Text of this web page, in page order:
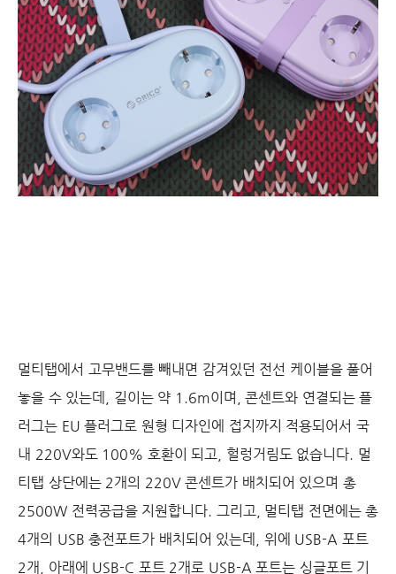
멀티탭에서 고무밴드를 빼내면 감겨있던 전선 케이블을 풀어
놓을 수 있는데, 길이는 약 1.6m이며, 콘센트와 연결되는 플
러그는 EU 플러그로 원형 디자인에 접지까지 적용되어서 국
내 220V와도 100% 호환이 되고, 헐렁거림도 없습니다. 멀
티탭 상단에는 2개의 220V 콘센트가 배치되어 있으며 총
2500W 전력공급을 지원합니다. 그리고, 멀티탭 전면에는 총
4개의 USB 충전포트가 배치되어 있는데, 위에 USB-A 포트
2개, 아래에 USB-C 포트 2개로 USB-A 포트는 싱글포트 기